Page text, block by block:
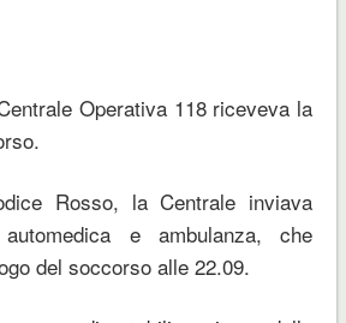
Operativa 118 riceveva la
Rosso, la Centrale inviava
automedica e ambulanza, che
del soccorso alle 22.09.